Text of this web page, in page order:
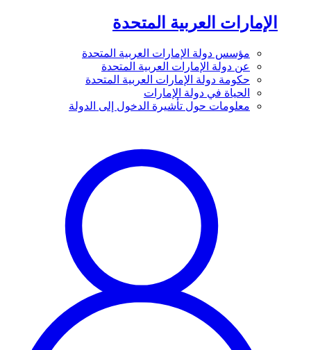
الإمارات العربية المتحدة
مؤسس دولة الإمارات العربية المتحدة
عن دولة الإمارات العربية المتحدة
حكومة دولة الإمارات العربية المتحدة
الحياة في دولة الإمارات
معلومات حول تأشيرة الدخول إلى الدولة